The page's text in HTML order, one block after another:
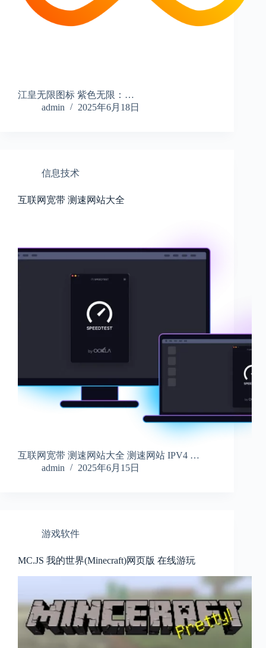
江皇无限图标 紫色无限：…
admin
2025年6月18日
信息技术
互联网宽带 测速网站大全
互联网宽带 测速网站大全 测速网站 IPV4 …
admin
2025年6月15日
游戏软件
MC.JS 我的世界(Minecraft)网页版 在线游玩